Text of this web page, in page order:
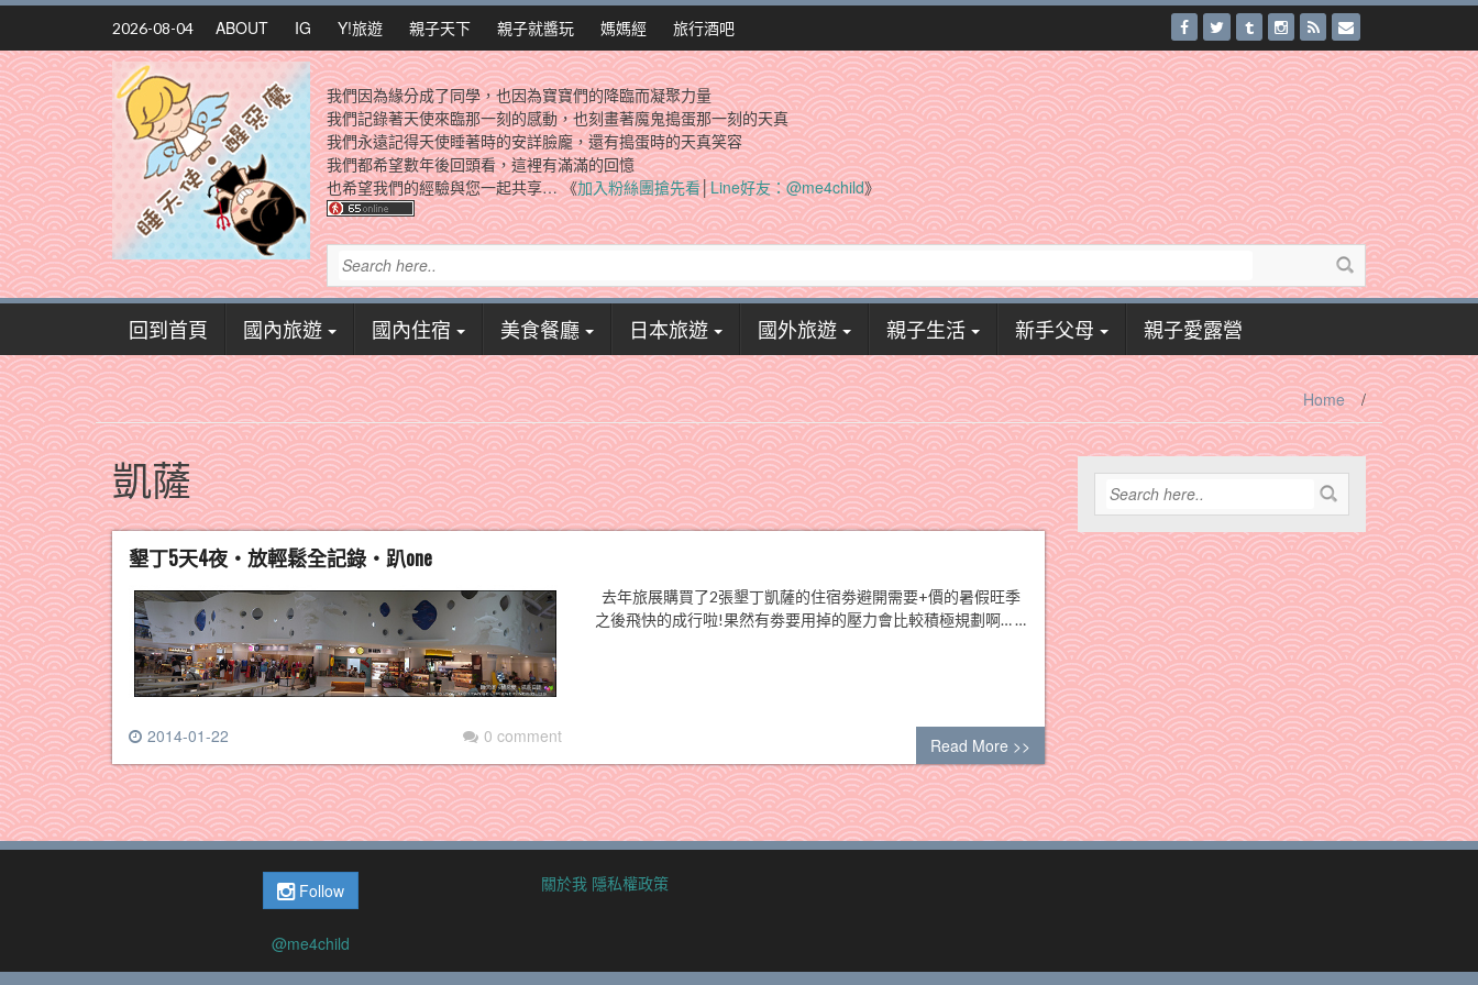
Skip
content
2026-08-04 ABOUT IG Y!旅遊 親子天下 親子就醬玩 媽媽經 旅行酒吧
我們因為緣分成了同學，也因為寶寶們的降臨而凝聚力量
我們記錄著天使來臨那一刻的感動，也刻畫著魔鬼搗蛋那一刻的天真
我們永遠記得天使睡著時的安詳臉龐，還有搗蛋時的天真笑容
我們都希望數年後回頭看，這裡有滿滿的回憶
也希望我們的經驗與您一起共享… 《加入粉絲團搶先看│Line好友：@me4child》
回到首頁 國內旅遊 國內住宿 美食餐廳 日本旅遊 國外旅遊 親子生活 新手父母 親子愛露營
Home /
凱薩
墾丁5天4夜‧放輕鬆全記錄‧趴one
2014-01-22 0 comment
去年旅展購買了2張墾丁凱薩的住宿劵避開需要+價的暑假旺季
之後飛快的成行啦!果然有劵要用掉的壓力會比較積極規劃啊… …
Read More >>
Follow
@me4child
關於我 隱私權政策